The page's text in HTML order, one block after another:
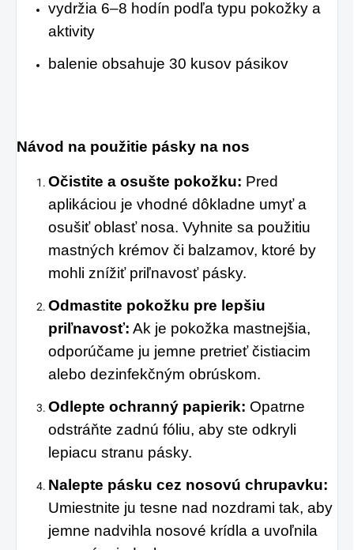
vydržia 6–8 hodín podľa typu pokožky a
aktivity
balenie obsahuje 30 kusov pásikov
Návod na použitie pásky na nos
Očistite a osušte pokožku: Pred
aplikáciou je vhodné dôkladne umyť a
osušiť oblasť nosa. Vyhnite sa použitiu
mastných krémov či balzamov, ktoré by
mohli znížiť priľnavosť pásky.
Odmastite pokožku pre lepšiu
priľnavosť: Ak je pokožka mastnejšia,
odporúčame ju jemne pretrieť čistiacim
alebo dezinfekčným obrúskom.
Odlepte ochranný papierik: Opatrne
odstráňte zadnú fóliu, aby ste odkryli
lepiacu stranu pásky.
Nalepte pásku cez nosovú chrupavku:
Umiestnite ju tesne nad nozdrami tak, aby
jemne nadvihla nosové krídla a uvoľnila